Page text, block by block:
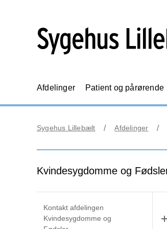
Afdelinger Patient og pårørende
Sygehus Lillebælt Afdelinger
Kvindesygdomme og
Kontakt afdelingen
Kvindesygdomme og